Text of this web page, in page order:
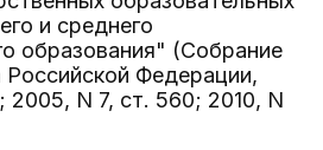
и среднего
образования" (Собрание
Российской Федерации,
2005, N 7, ст. 560; 2010, N